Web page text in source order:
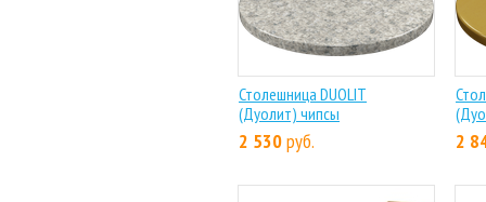
Столешница DUOLIT
(Дуолит) чипсы
2 530руб. 2